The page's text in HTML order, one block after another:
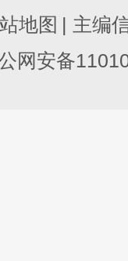
地图 | 主编
网安备